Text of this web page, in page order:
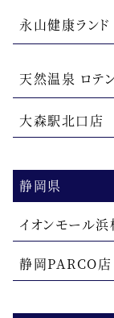
永山健康ラン
天然温泉 ロテ
大森駅北口店
静岡県
イオンモール
静岡PARCO店